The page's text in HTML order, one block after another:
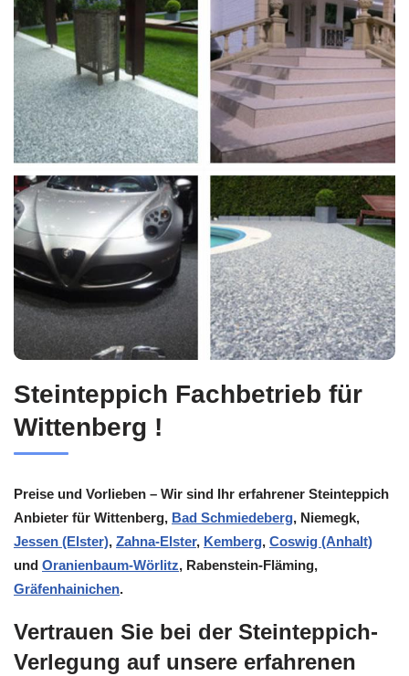
Steinteppich Fachbetrieb für
Wittenberg !
Preise und Vorlieben – Wir sind Ihr erfahrener Steinteppich
Anbieter für Wittenberg, Bad Schmiedeberg, Niemegk,
Jessen (Elster), Zahna-Elster, Kemberg, Coswig (Anhalt)
und Oranienbaum-Wörlitz, Rabenstein-Fläming,
Gräfenhainichen.
Vertrauen Sie bei der Steinteppich-
Verlegung auf unsere erfahrenen